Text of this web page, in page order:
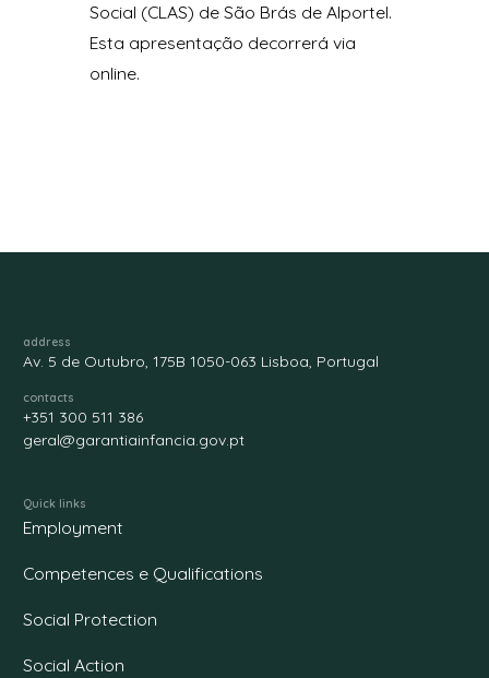
Social (CLAS) de São Brás de Alportel.
Esta apresentação decorrerá via
online.
address
Av. 5 de Outubro, 175B 1050-063 Lisboa, Portugal
contacts
+351 300 511 386
geral@garantiainfancia.gov.pt
Quick links
Employment
Competences e Qualifications
Social Protection
Social Action